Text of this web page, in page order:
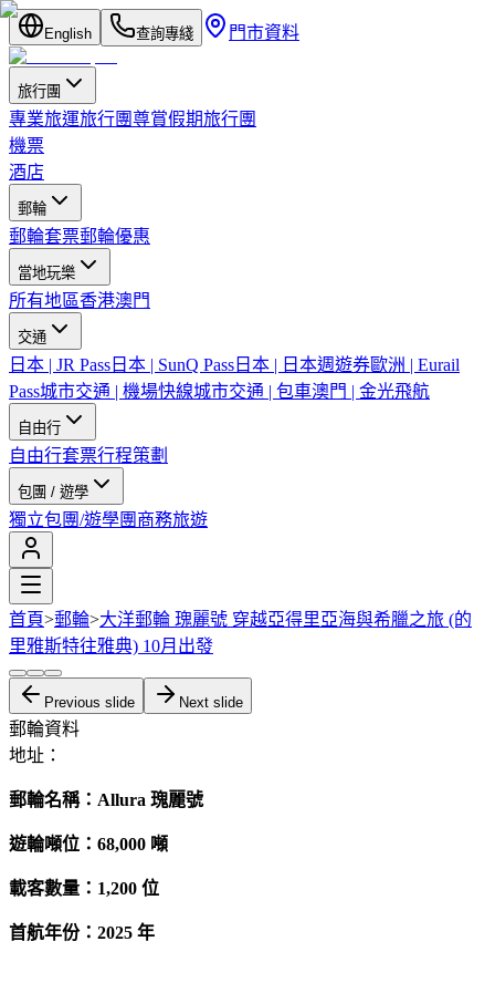
English 查詢專綫 門市資料
旅行團
專業旅運旅行團尊賞假期旅行團
機票
酒店
郵輪
郵輪套票郵輪優惠
當地玩樂
所有地區香港澳門
交通
日本 | JR Pass 日本 | SunQ Pass 日本 | 日本週遊券歐洲 | Eurail
Pass城市交通 | 機場快線城市交通 | 包車澳門 | 金光飛航
自由行
自由行套票行程策劃
包團 / 遊學
獨立包團/遊學團 商務旅遊
首頁>郵輪>大洋郵輪 瑰麗號 穿越亞得里亞海與希臘之旅 (的
里雅斯特往雅典) 10月出發
Previous slide Next slide
郵輪資料
地址：
郵輪名稱：Allura 瑰麗號
遊輪噸位：68,000 噸
載客數量：1,200 位
首航年份：2025 年